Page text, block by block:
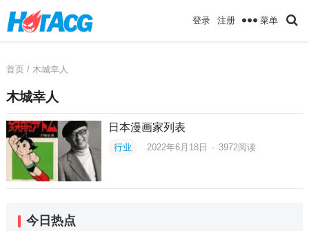
登录 注册 菜单
首页/ 木城幸人
木城幸人
日本漫画家列表
行业 2022年6月18日 · 3972阅读
今日热点